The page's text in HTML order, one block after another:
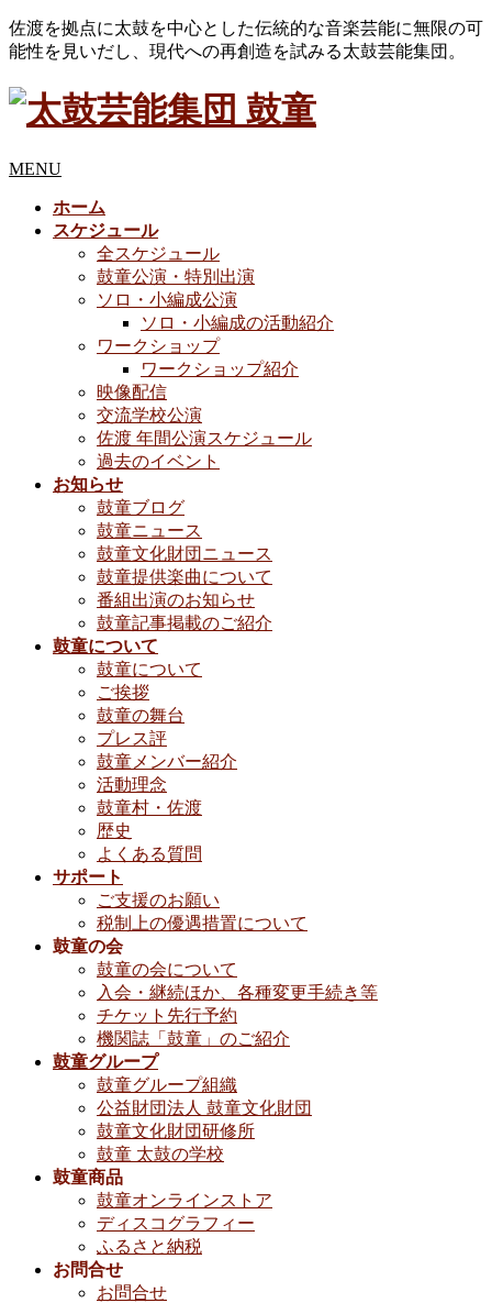
佐渡を拠点に太鼓を中心とした伝統的な音楽芸能に無限の可
能性を見いだし、現代への再創造を試みる太鼓芸能集団。
MENU
ホーム
スケジュール
全スケジュール
鼓童公演・特別出演
ソロ・小編成公演
ソロ・小編成の活動紹介
ワークショップ
ワークショップ紹介
映像配信
交流学校公演
佐渡 年間公演スケジュール
過去のイベント
お知らせ
鼓童ブログ
鼓童ニュース
鼓童文化財団ニュース
鼓童提供楽曲について
番組出演のお知らせ
鼓童記事掲載のご紹介
鼓童について
鼓童について
ご挨拶
鼓童の舞台
プレス評
鼓童メンバー紹介
活動理念
鼓童村・佐渡
歴史
よくある質問
サポート
ご支援のお願い
税制上の優遇措置について
鼓童の会
鼓童の会について
入会・継続ほか、各種変更手続き等
チケット先行予約
機関誌「鼓童」のご紹介
鼓童グループ
鼓童グループ組織
公益財団法人 鼓童文化財団
鼓童文化財団研修所
鼓童 太鼓の学校
鼓童商品
鼓童オンラインストア
ディスコグラフィー
ふるさと納税
お問合せ
お問合せ